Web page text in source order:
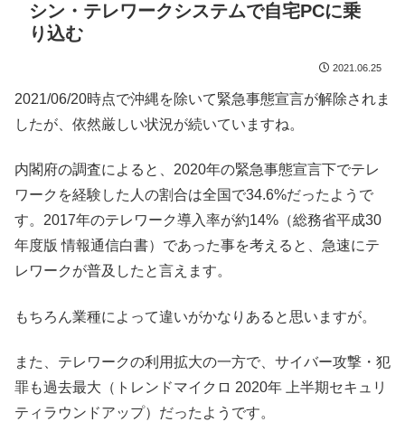
シン・テレワークシステムで自宅PCに乗
り込む
2021.06.25
2021/06/20時点で沖縄を除いて緊急事態宣言が解除されま
したが、依然厳しい状況が続いていますね。
内閣府の調査によると、2020年の緊急事態宣言下でテレ
ワークを経験した人の割合は全国で34.6%だったようで
す。2017年のテレワーク導入率が約14%（総務省平成30
年度版 情報通信白書）であった事を考えると、急速にテ
レワークが普及したと言えます。
もちろん業種によって違いがかなりあると思いますが。
また、テレワークの利用拡大の一方で、サイバー攻撃・犯
罪も過去最大（トレンドマイクロ 2020年 上半期セキュリ
ティラウンドアップ）だったようです。